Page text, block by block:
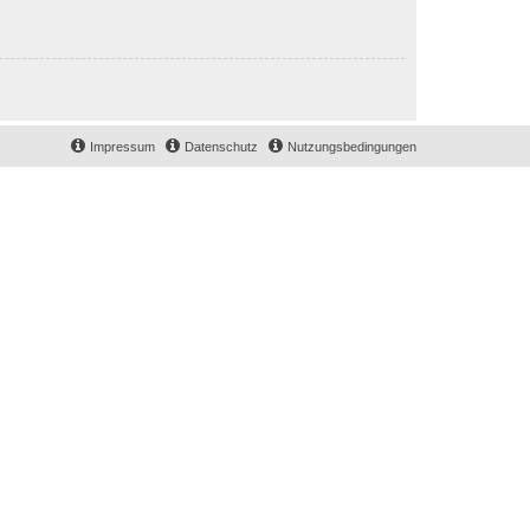
Nutzungsbedingungen
Datenschutz
Impressum